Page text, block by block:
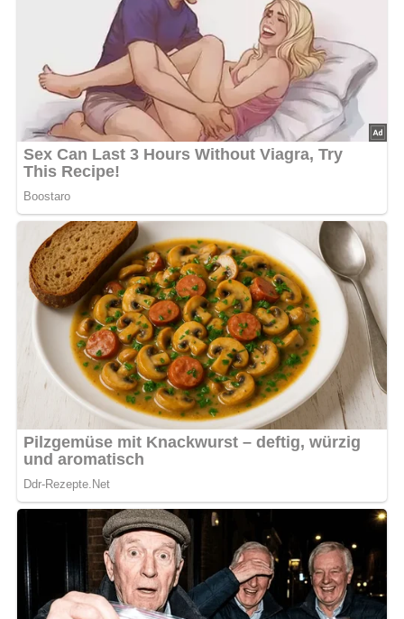
Ende dieser Seite & auch eine Bewertung!
Und so wird es gemacht…
Die geriebenen Kartoffeln mit Ei, Fett und Gewürzen
verarbeiten. Soviel Mehl unterkneten, bis ein
ausrollfähiger Teig entsteht. Teig nicht zu dünn ausrollen.
Rechtecke schneiden und jeweils 3 mit Würfelzucker
gefüllte Pflaumen damit einhüllen. Den Teigrand
festdrücken und die Klöße in leise siedendem Salzwasser
garen. Herausnehmen, abtropfen lassen und mit
gebräunter Butter und Zimtzucker auftragen.
Nach: Kartoffeln, Verlag MIR Moskau, Verlag für die Frau, Leipzig, DDR
Kennst du schon unser tolles DDR-Quiz?Was weißt du
noch alles über die DDR?Teste dein Wissen jetzt!
Jetzt Sterne vergeben – Rezept
bewerten
5/5 (2 Bewertung)